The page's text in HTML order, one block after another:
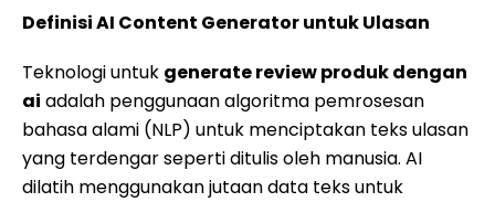
Definisi AI Content Generator untuk Ulasan
Teknologi untuk generate review produk dengan
ai adalah penggunaan algoritma pemrosesan
bahasa alami (NLP) untuk menciptakan teks ulasan
yang terdengar seperti ditulis oleh manusia. AI
dilatih menggunakan jutaan data teks untuk